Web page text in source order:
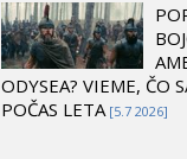
ODYSEA? VIEME, ČO
POČAS LETA [5.7 2026]